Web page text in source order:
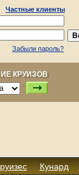
Частные клиенты
Забыли пароль?
КРУИЗОВ
Кунард